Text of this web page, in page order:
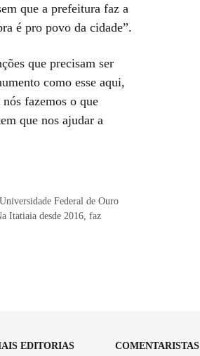
que a prefeitura faz a
é pro povo da cidade”.
que precisam ser
como esse aqui,
fazemos o que
que nos ajudar a
Federal de Ouro
Itatiaia desde 2016, faz
EDITORIAS
COMENTARISTAS